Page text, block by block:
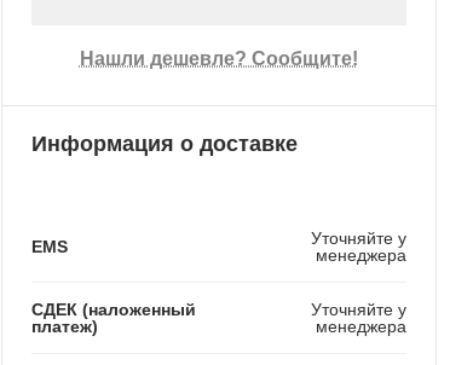
Нашли дешевле? Сообщите!
Информация о доставке
EMS
Уточняйте у
менеджера
СДЕК (наложенный
платеж)
Уточняйте у
менеджера